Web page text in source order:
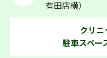
有田店横）
クリニ
駐車スペー